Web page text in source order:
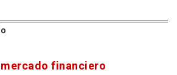
financiero